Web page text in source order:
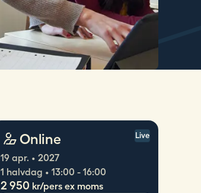
Live
Online
19 apr. • 2027
1 halvdag • 13:00 - 16:00
2 950 kr/pers ex moms